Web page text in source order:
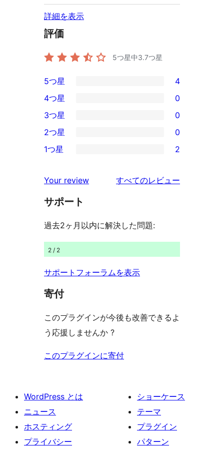
詳細を表示
評価
5つ星中3.7つ星
4
5-
星
レ
ビ
ー
5つ星 4
4-
星
レ
ュ
ー
4つ星 0
0
3-
星
ビ
ュ
3つ星 0
2-
レ
ビ
ー
2つ星 0
星
レ
ュ
ー
1つ星 2
Your review すべてのレビュー
サポート
過去2ヶ月以内に解決した問題:
2 / 2
サポートフォーラムを表示
寄付
このプラグインが今後も改善できるよ
う応援しませんか ?
このプラグインに寄付
WordPress とは
ニュース
ホスティング
プライバシー
ショーケース
テーマ
プラグイン
パターン